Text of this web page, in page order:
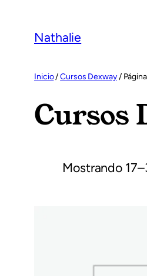
contenido
Nathalie
Inicio/Cursos Dexway/
Cursos
Mostrando